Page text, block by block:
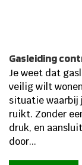
Gasleiding
Je weet dat
veilig wilt
situatie waarbij
ruikt. Zonder
druk, en
door...